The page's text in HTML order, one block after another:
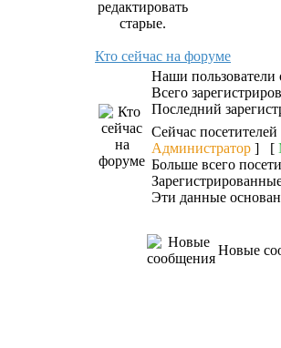
Кто сейчас на форуме
Наши
Всего
Последний
Сейчас
Администратор ] [
Больше всего
Эти данные
Новые